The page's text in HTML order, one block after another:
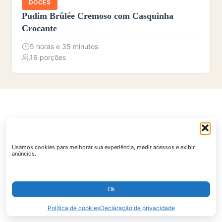
Usamos cookies para melhorar sua experiência, medir acessos e exibir
anúncios.
Ok
Política de cookiesDeclaração de privacidade
DOCES
Pudim Brûlée Cremoso com Casquinha
Crocante
5 horas e 35 minutos
16 porções